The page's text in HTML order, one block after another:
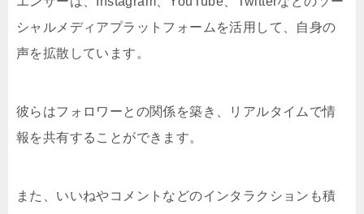
シャルメディアプラットフォームを活用して、自身の
声を拡散しています。
彼らはフォロワーとの関係を築き、リアルタイムで情
報を共有することができます。
また、いいねやコメントなどのインタラクションも積